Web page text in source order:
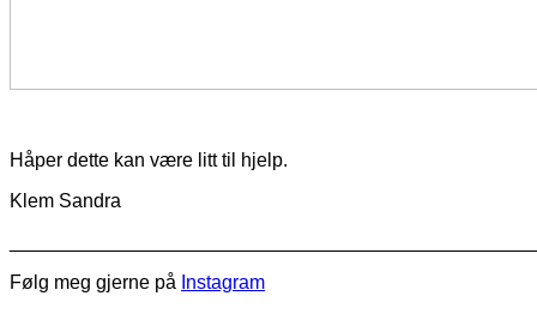
Håper dette kan være litt til hjelp.
Klem Sandra
Følg meg gjerne på Instagram